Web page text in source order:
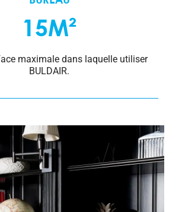
15M²
maximale dans laquelle utiliser
BULDAIR.